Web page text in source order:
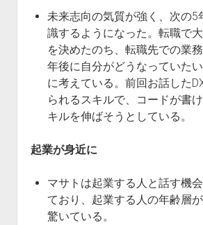
未来志向の気質が強く、次の5
識するようになった。転職で
を決めたのち、転職先での業
年後に自分がどうなっていた
に考えている。前回お話した
られるスキルで、コードが書
キルを伸ばそうとしている。
起業が身近に
マサトは起業する人と話す機
ており、起業する人の年齢層
驚いている。